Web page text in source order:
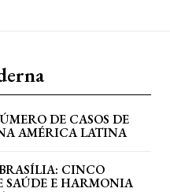
DE CASOS DE
AMÉRICA LATINA
CINCO
SAÚDE E HARMONIA